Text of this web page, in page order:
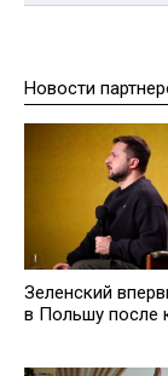
Новости
Зеленский
в Польшу после